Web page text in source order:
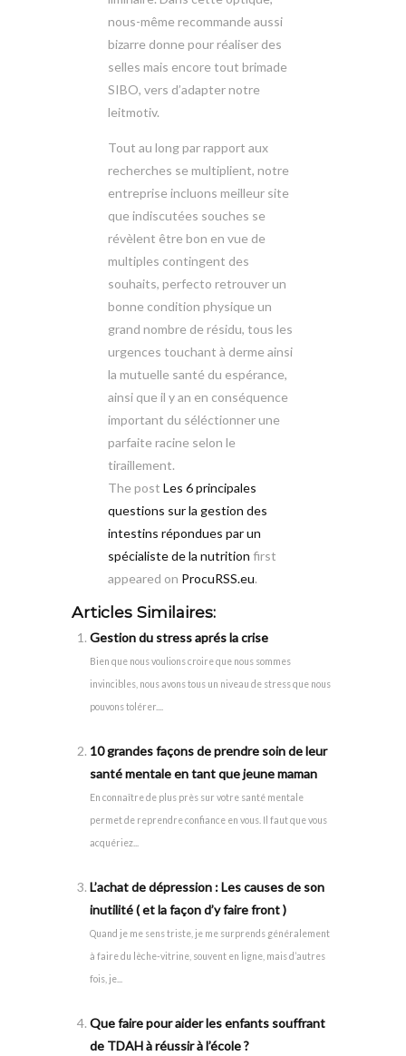
nous-même recommande aussi
bizarre donne pour réaliser des
selles mais encore tout brimade
SIBO, vers d’adapter notre
leitmotiv.
Tout au long par rapport aux
recherches se multiplient, notre
entreprise incluons meilleur site
que indiscutées souches se
révèlent être bon en vue de
multiples contingent des
souhaits, perfecto retrouver un
bonne condition physique un
grand nombre de résidu, tous les
urgences touchant à derme ainsi
la mutuelle santé du espérance,
ainsi que il y an en conséquence
important du séléctionner une
parfaite racine selon le
tiraillement.
The post Les 6 principales
questions sur la gestion des
intestins répondues par un
spécialiste de la nutrition first
appeared on ProcuRSS.eu.
Articles Similaires:
Gestion du stress aprés la crise
Bien que nous voulions croire que nous sommes
invincibles, nous avons tous un niveau de stress que nous
pouvons tolérer....
10 grandes façons de prendre soin de leur
santé mentale en tant que jeune maman
En connaître de plus près sur votre santé mentale
permet de reprendre confiance en vous. Il faut que vous
acquériez...
L’achat de dépression : Les causes de son
inutilité ( et la façon d’y faire front )
Quand je me sens triste, je me surprends généralement
à faire du lèche-vitrine, souvent en ligne, mais d’autres
fois, je...
Que faire pour aider les enfants souffrant
de TDAH à réussir à l’école ?